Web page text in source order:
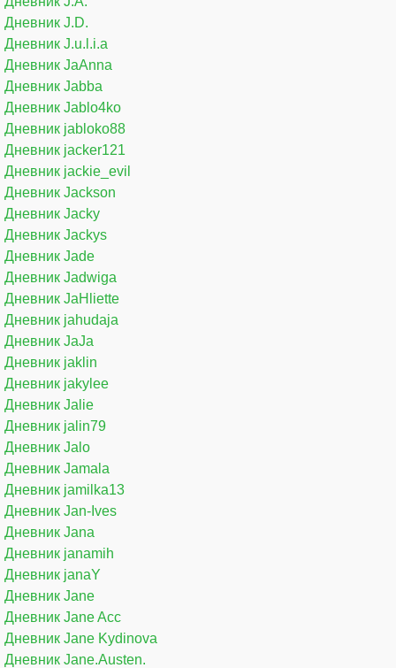
Дневник J.D.
Дневник J.u.l.i.a
Дневник JaAnna
Дневник Jabba
Дневник Jablo4ko
Дневник jabloko88
Дневник jacker121
Дневник jackie_evil
Дневник Jackson
Дневник Jacky
Дневник Jackys
Дневник Jade
Дневник Jadwiga
Дневник JaHliette
Дневник jahudaja
Дневник JaJa
Дневник jaklin
Дневник jakylee
Дневник Jalie
Дневник jalin79
Дневник Jalo
Дневник Jamala
Дневник jamilka13
Дневник Jan-Ives
Дневник Jana
Дневник janamih
Дневник janaY
Дневник Jane
Дневник Jane Acc
Дневник Jane Kydinova
Дневник Jane.Austen.